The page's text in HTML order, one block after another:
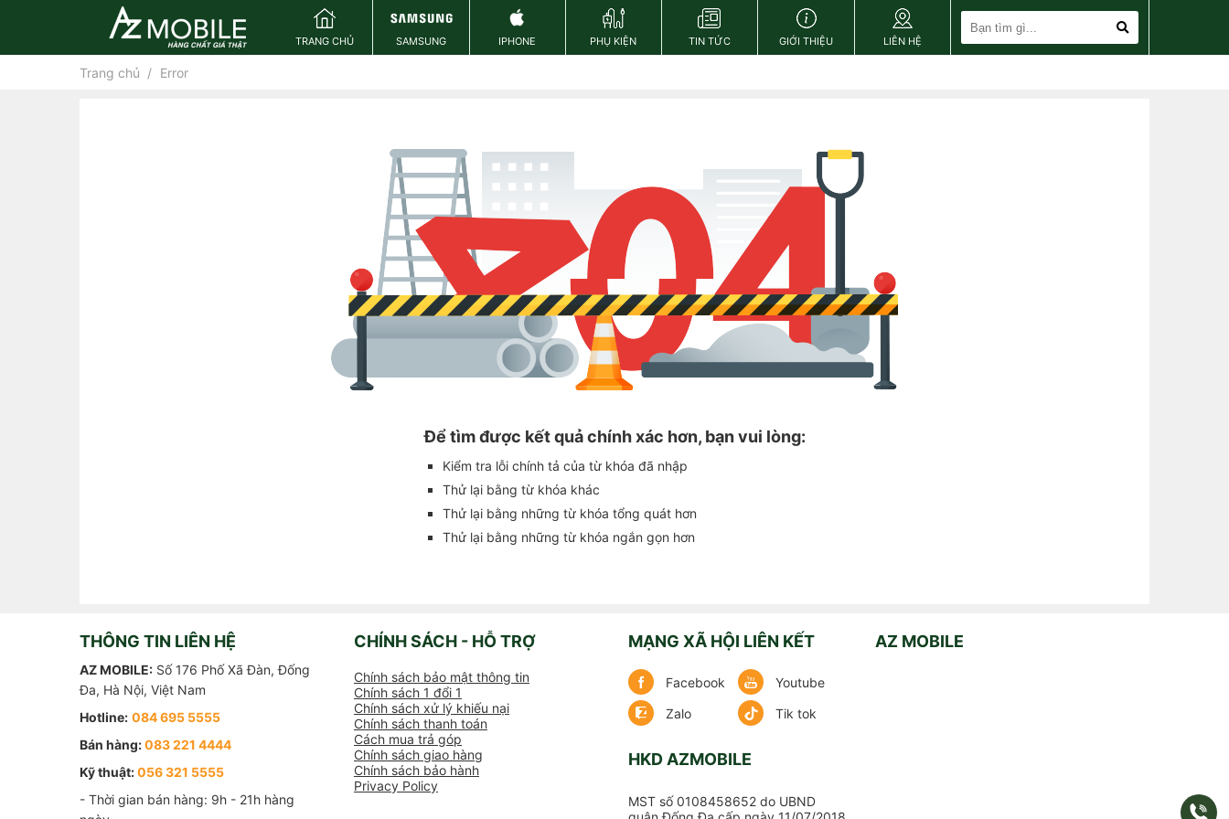
TRANG CHỦ SAMSUNG IPHONE PHỤ KIỆN TIN TỨC GIỚI THIỆU LIÊN HỆ
Trang chủ Error
Để tìm được kết quả chính xác hơn, bạn vui lòng:
Kiểm tra lỗi chính tả của từ khóa đã nhập
Thử lại bằng từ khóa khác
Thử lại bằng những từ khóa tổng quát hơn
Thử lại bằng những từ khóa ngắn gọn hơn
THÔNG TIN LIÊN HỆ
AZ MOBILE: Số 176 Phố Xã Đàn, Đống
Đa, Hà Nội, Việt Nam
Hotline: 084 695 5555
Bán hàng:083 221 4444
Kỹ thuật:056 321 5555
- Thời gian bán hàng: 9h - 21h hàng
CHÍNH SÁCH - HỖ TRỢ
Chính sách bảo mật thông tin
Chính sách 1 đổi 1
Chính sách xử lý khiếu nại
Chính sách thanh toán
Cách mua trả góp
Chính sách giao hàng
Chính sách bảo hành
Privacy Policy
MẠNG XÃ HỘI LIÊN KẾT
Facebook
Youtube
Zalo
Tik tok
HKD AZMOBILE
MST số 0108458652 do UBND
AZ MOBILE